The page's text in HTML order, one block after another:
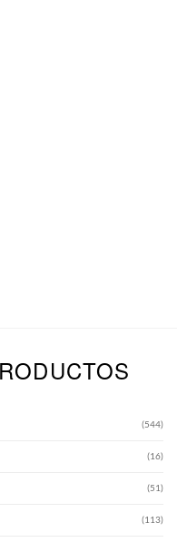
(544)
(16)
(51)
(113)